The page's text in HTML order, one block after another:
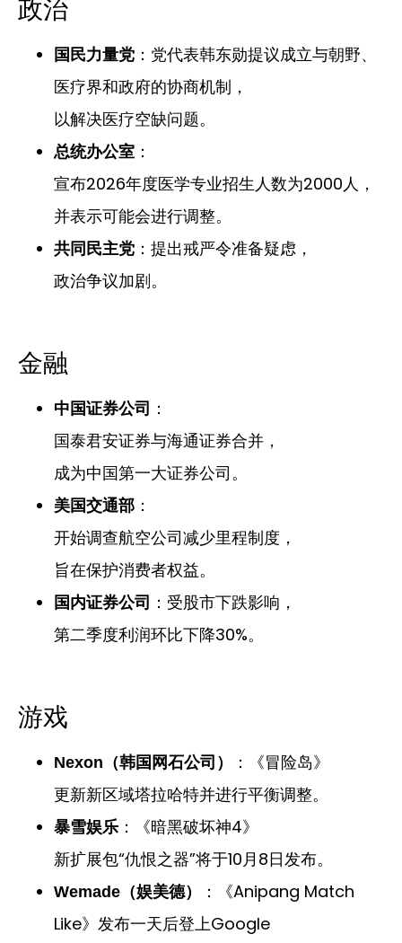
政治
国民力量党 ：党代表韩东勋提议成立与朝野、
医疗界和政府的协商机制，
以解决医疗空缺问题。
总统办公室 ：
宣布2026年度医学专业招生人数为2000人，
并表示可能会进行调整。
共同民主党 ：提出戒严令准备疑虑，
政治争议加剧。
金融
中国证券公司
：
国泰君安证券与海通证券合并，
成为中国第一大证券公司。
美国交通部 ：
开始调查航空公司减少里程制度，
旨在保护消费者权益。
国内证券公司
：受股市下跌影响，
第二季度利润环比下降30%。
游戏
Nexon（韩国网石公司）
：《冒险岛》
更新新区域塔拉哈特并进行平衡调整。
暴雪娱乐 ：《暗黑破坏神4》
新扩展包“仇恨之器”将于10月8日发布。
Wemade（娱美德）
：《Anipang Match
Like》发布一天后登上Google